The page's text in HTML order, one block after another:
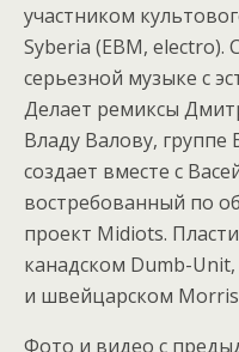
участником
Syberia (EBM, electro).
серьезной музыке с
Делает ремиксы
Владу Валову, группе
создает вместе с
востребованный по
проект Midiots.
канадском Dumb-
и швейцарском Morris
Фото и видео с